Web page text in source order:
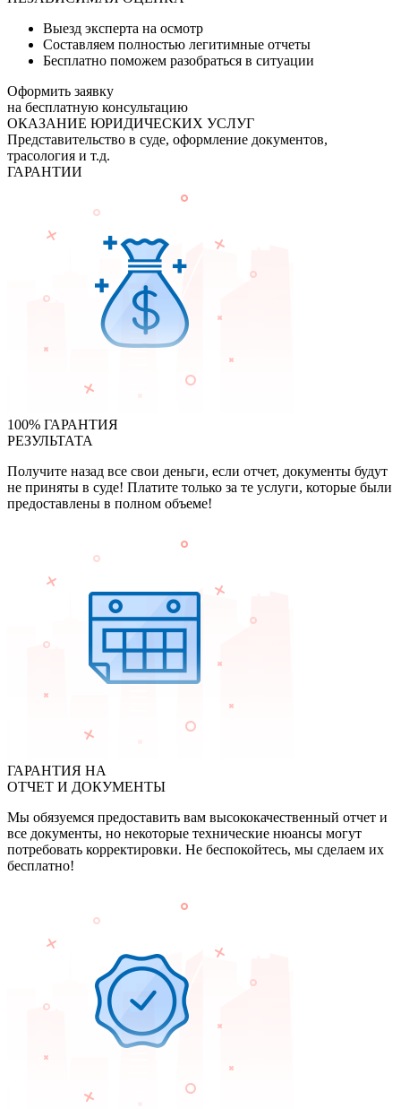
Выезд эксперта на осмотр
Составляем полностью легитимные отчеты
Бесплатно поможем разобраться в ситуации
Оформить заявку
на бесплатную консультацию
ОКАЗАНИЕ ЮРИДИЧЕСКИХ УСЛУГ
Представительство в суде, оформление документов,
трасология и т.д.
ГАРАНТИИ
100% ГАРАНТИЯ
РЕЗУЛЬТАТА
Получите назад все свои деньги, если отчет, документы будут
не приняты в суде! Платите только за те услуги, которые были
предоставлены в полном объеме!
ГАРАНТИЯ НА
ОТЧЕТ И ДОКУМЕНТЫ
Мы обязуемся предоставить вам высококачественный отчет и
все документы, но некоторые технические нюансы могут
потребовать корректировки. Не беспокойтесь, мы сделаем их
бесплатно!